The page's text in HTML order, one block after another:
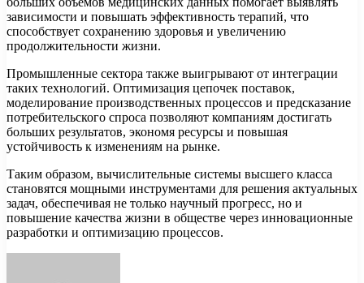
зависимости и повышать эффективность терапий, что
способствует сохранению здоровья и увеличению
продолжительности жизни.
Промышленные сектора также выигрывают от интеграции
таких технологий. Оптимизация цепочек поставок,
моделирование производственных процессов и предсказание
потребительского спроса позволяют компаниям достигать
больших результатов, экономя ресурсы и повышая
устойчивость к изменениям на рынке.
Таким образом, вычислительные системы высшего класса
становятся мощными инструментами для решения актуальных
задач, обеспечивая не только научный прогресс, но и
повышение качества жизни в обществе через инновационные
разработки и оптимизацию процессов.